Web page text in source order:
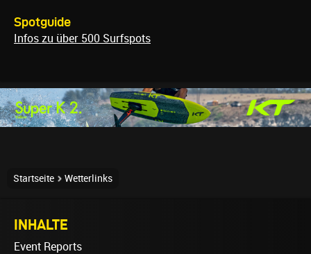
Spotguide
Infos zu über 500 Surfspots
Startseite Wetterlinks
INHALTE
Event Reports